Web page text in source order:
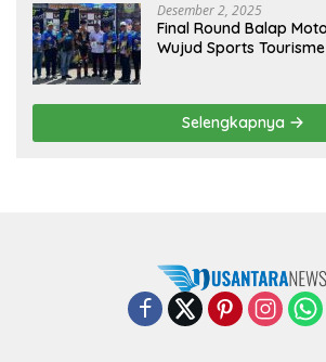
Desember 2, 2025
Final Round Balap
Wujud Sports
Selengkapnya